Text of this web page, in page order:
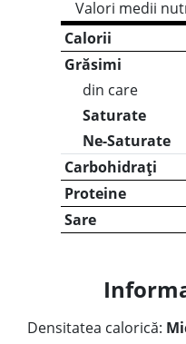
Valori medii
Calorii
Grăsimi
din care
Saturate
Ne-Saturate
Carbohidrați
Proteine
Sare
Densitatea calorică: